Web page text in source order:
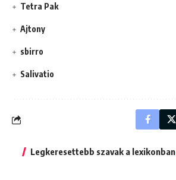
Tetra Pak
Ajtony
sbirro
Salivatio
Legkeresettebb szavak a lexikonban